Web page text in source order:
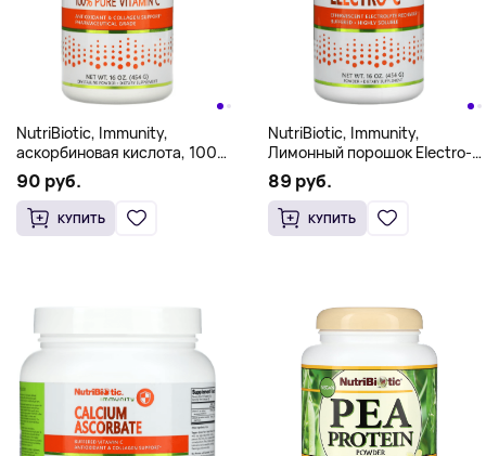
NutriBiotic, Immunity,
аскорбиновая кислота, 100%
чистый витамин C, 454 г (16
унций)
90 руб.
КУПИТЬ
NutriBiotic, Immunity,
Лимонный порошок Electro-C,
16 унций (454 г)
89 руб.
КУПИТЬ